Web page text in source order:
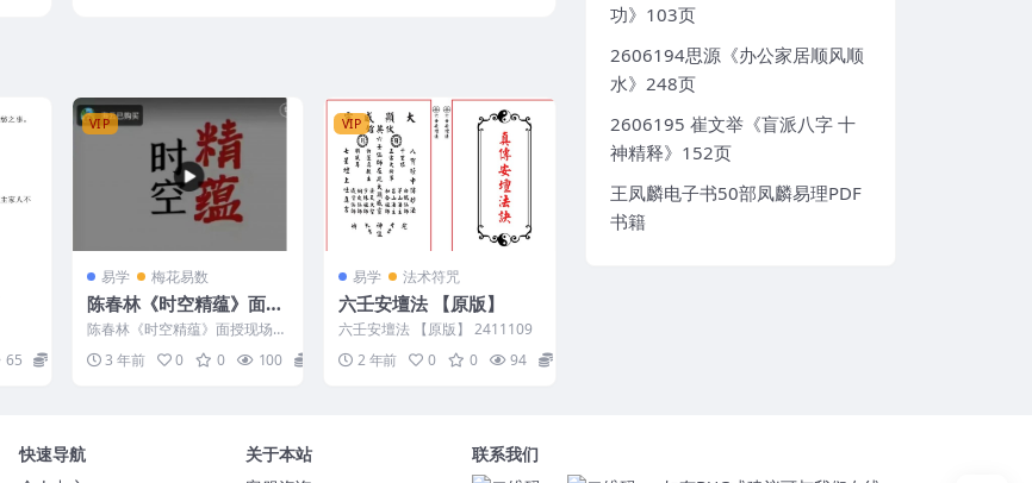
65
VIP
易学 梅花易数
陈春林《时空精蕴》面授
现场课程24集视频课程
陈春林《时空精蕴》面授现场课
3 年前 0 0 100
VIP
易学 法术符咒
六壬安壇法 【原版】
六壬安壇法 【原版】 2411109
2 年前
0 0 94
功》103页
2606194思源《办公家居顺风顺
水》248页
2606195 崔文举《盲派八字 十
神精释》152页
王凤麟电子书50部凤麟易理PDF
书籍
快速导航
关于本站
联系我们